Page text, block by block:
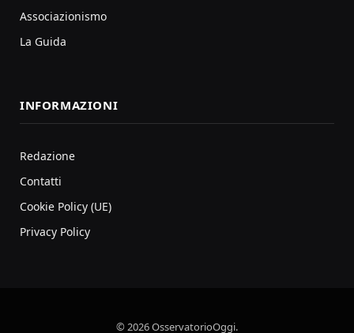
Associazionismo
La Guida
INFORMAZIONI
Redazione
Contatti
Cookie Policy (UE)
Privacy Policy
© 2026 OsservatorioOggi.